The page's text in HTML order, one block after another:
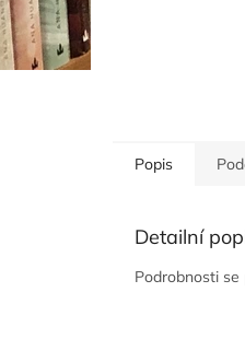
Popis
Detailní
Podrobnosti